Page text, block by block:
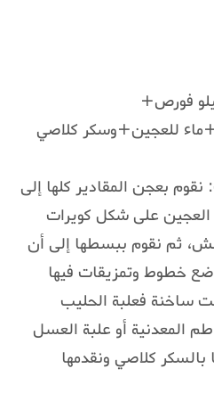
فورص+
للعجين+وسكر كلاصي
بعجن المقادير كلها إلى
على شكل كويرات
ثم نقوم ببسطها إلى أن
خطوط وتمزيقات فيها
ساخنة فعلبة الحليب
المعدنية أو علبة العسل
بالسكر كلاصي ونقدمها